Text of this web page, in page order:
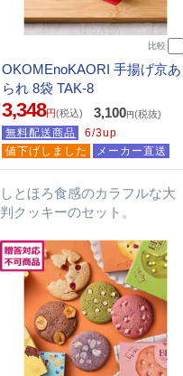
比較
OKOMEnoKAORI 手揚げ京あ
られ 8袋 TAK-8
3,348円(税込) 3,100円(税抜)
無料配送商品
6/3up
値下げしました
メーカー直送
しとほろ食感のカラフルな大
判クッキーのセット。